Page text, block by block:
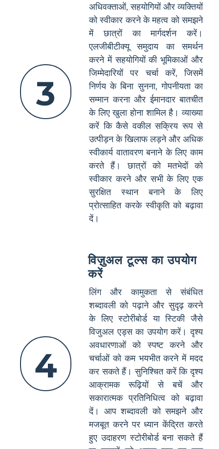
3
अधिवक्ताओं, सहयोगियों और व्यक्तियों
को स्वीकार करने के महत्व को समझने
में छात्रों का मार्गदर्शन करें।
एलजीबीटीक्यू समुदाय का समर्थन
करने में सहयोगियों की भूमिकाओं और
जिम्मेदारियों पर चर्चा करें, जिसमें
निर्णय के बिना सुनना, गोपनीयता का
सम्मान करना और ईमानदार बातचीत
के लिए खुला होना शामिल है। व्याख्या
करें कि कैसे वकील सक्रिय रूप से
उत्पीड़न के खिलाफ लड़ने और अधिक
स्वीकार्य वातावरण बनाने के लिए काम
करते हैं। छात्रों को मतभेदों को
स्वीकार करने और सभी के लिए एक
सुरक्षित स्थान बनाने के लिए
प्रोत्साहित करके स्वीकृति को बढ़ावा
दें।
4
विज़ुअल टूल्स का उपयोग
करें
लिंग और कामुकता से संबंधित
शब्दावली को पढ़ाने और सुदृढ़ करने
के लिए स्टोरीबोर्ड या स्टिकी जैसे
विजुअल एड्स का उपयोग करें। दृश्य
अवधारणाओं को स्पष्ट करने और
चर्चाओं को कम भयभीत करने में मदद
कर सकते हैं। सुनिश्चित करें कि दृश्य
आक्रामक रूढ़ियों से बचें और
सकारात्मक प्रतिनिधित्व को बढ़ावा
दें। आप शब्दावली को समझने और
मजबूत करने पर ध्यान केंद्रित करते
हुए उदाहरण स्टोरीबोर्ड बना सकते हैं